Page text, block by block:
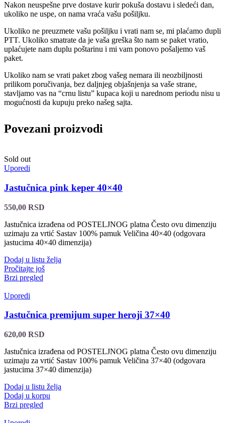
Nakon neuspešne prve dostave kurir pokuša dostavu i sledeći dan,
ukoliko ne uspe, on nama vraća vašu pošiljku.
Ukoliko ne preuzmete vašu pošiljku i vrati nam se, mi plaćamo dupli
PTT. Ukoliko smatrate da je vaša greška što nam se paket vratio,
uplaćujete nam duplu poštarinu i mi vam ponovo pošaljemo vaš
paket.
Ukoliko nam se vrati paket zbog vašeg nemara ili neozbiljnosti
prilikom poručivanja, bez daljnjeg objašnjenja sa vaše strane,
stavljamo vas na “crnu listu” kupaca koji u narednom periodu nisu u
mogućnosti da kupuju preko našeg sajta.
Povezani proizvodi
Sold out
Uporedi
Jastučnica pink keper 40×40
550,00 RSD
Jastučnica izrađena od POSTELJNOG platna Često ovu dimenziju
uzimaju za vrtić Sastav 100% pamuk Veličina 40×40 (odgovara
jastucima 40×40 dimenzija)
Dodaj u listu želja
Pročitajte još
Brzi pregled
Uporedi
Jastučnica premijum super heroji 37×40
620,00 RSD
Jastučnica izrađena od POSTELJNOG platna Često ovu dimenziju
uzimaju za vrtić Sastav 100% pamuk Veličina 37×40 (odgovara
jastucima 37×40 dimenzija)
Dodaj u listu želja
Dodaj u korpu
Brzi pregled